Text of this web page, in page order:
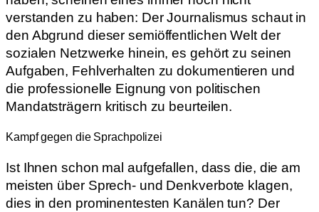
verstanden zu haben: Der Journalismus schaut in
den Abgrund dieser semiöffentlichen Welt der
sozialen Netzwerke hinein, es gehört zu seinen
Aufgaben, Fehlverhalten zu dokumentieren und
die professionelle Eignung von politischen
Mandatsträgern kritisch zu beurteilen.
Kampf gegen die Sprachpolizei
Ist Ihnen schon mal aufgefallen, dass die, die am
meisten über Sprech- und Denkverbote klagen,
dies in den prominentesten Kanälen tun? Der